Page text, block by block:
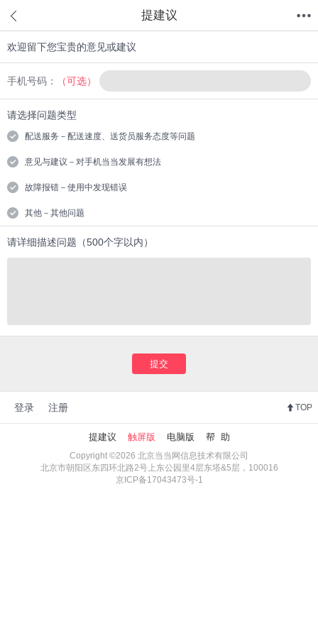
提建议
欢迎留下您宝贵的意见或建议
手机号码： （可选）
请选择问题类型
配送服务－配送速度、送货员服务态度等问题
意见与建议－对手机当当发展有想法
故障报错－使用中发现错误
其他－其他问题
请详细描述问题（500个字以内）
提交
登录 注册 TOP
提建议 触屏版 电脑版 帮 助
Copyright ©2026 北京当当网信息技术有限公司
北京市朝阳区东四环北路2号上东公园里4层东塔&5层，100016
京ICP备17043473号-1